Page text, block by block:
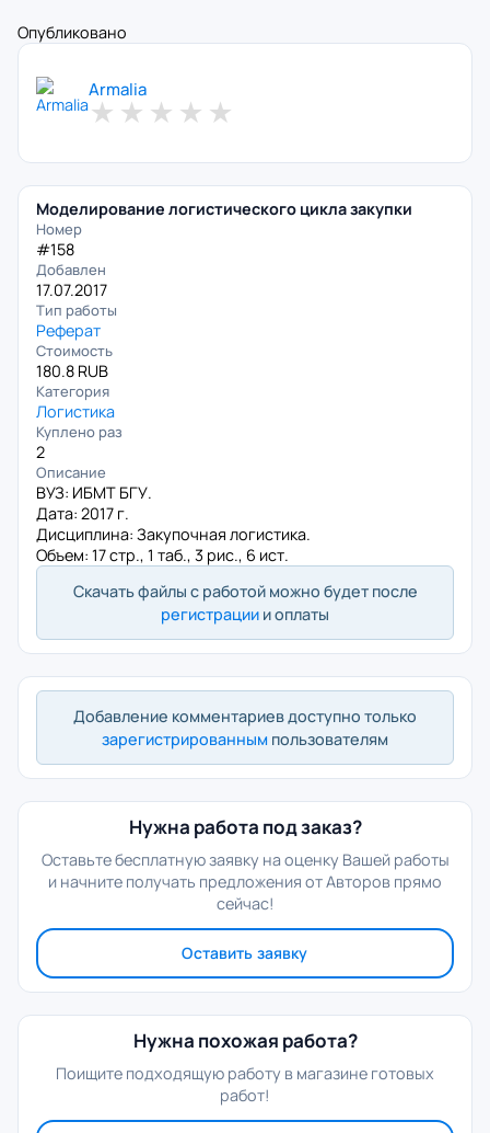
Опубликовано
Armalia
★ ★ ★ ★ ★
Моделирование логистического цикла закупки
Номер
#158
Добавлен
17.07.2017
Тип работы
Реферат
Стоимость
180.8 RUB
Категория
Логистика
Куплено раз
2
Описание
ВУЗ: ИБМТ БГУ.
Дата: 2017 г.
Дисциплина: Закупочная логистика.
Объем: 17 стр., 1 таб., 3 рис., 6 ист.
Скачать файлы с работой можно будет после
регистрации и оплаты
Добавление комментариев доступно только
зарегистрированным пользователям
Нужна работа под заказ?
Оставьте бесплатную заявку на оценку Вашей работы
и начните получать предложения от Авторов прямо
сейчас!
Оставить заявку
Нужна похожая работа?
Поищите подходящую работу в магазине готовых
работ!